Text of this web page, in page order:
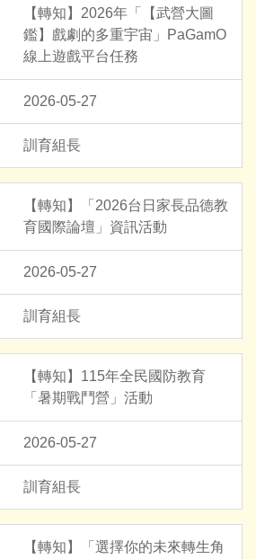
【轉知】2026年「【武營大圖
鑑】戲劇的多重宇宙」PaGamO
線上遊戲平台任務
2026-05-27
訓育組長
【轉知】「2026台日家長品德教
育國際論壇」資訊活動
2026-05-27
訓育組長
【轉知】115年全民國防教育
「暑期戰鬥營」活動
2026-05-27
訓育組長
【轉知】「選擇你的未來轉生角